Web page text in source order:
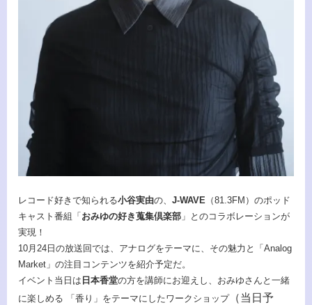
レコード好きで知られる小谷実由の、 J-WAVE （81.3FM）のポッド
キャスト番組「 おみゆの好き蒐集倶楽部 」とのコラボレーションが
実現！
10月24日の放送回では、アナログをテーマに、その魅力と「Analog
Market」の注目コンテンツを紹介予定だ。
イベント当日は 日本香堂の方を講師にお迎えし、おみゆさんと一緒
に楽しめる 「香り」をテーマにしたワークショップ（当日予